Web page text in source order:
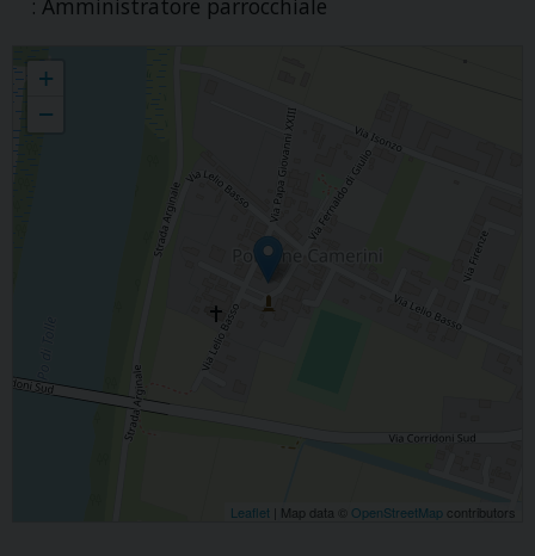
Parrocchia Beata Maria Vergine in Cielo Assunta - Polesine Camerini
+
−
Leaflet | Map data © OpenStreetMap contributors